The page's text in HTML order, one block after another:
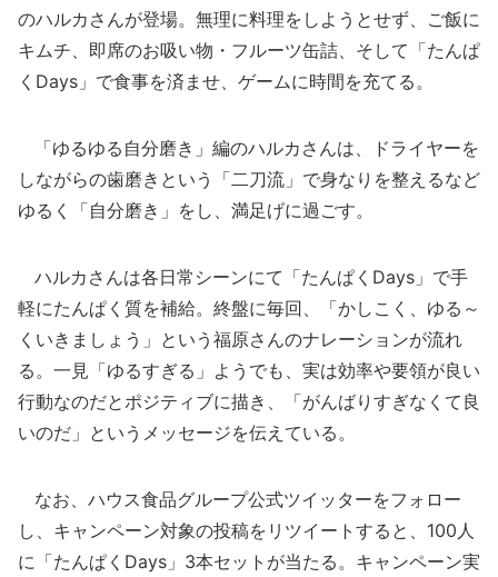
のハルカさんが登場。無理に料理をしようとせず、ご飯に
キムチ、即席のお吸い物・フルーツ缶詰、そして「たんぱ
くDays」で食事を済ませ、ゲームに時間を充てる。
「ゆるゆる自分磨き」編のハルカさんは、ドライヤーを
しながらの歯磨きという「二刀流」で身なりを整えるなど
ゆるく「自分磨き」をし、満足げに過ごす。
ハルカさんは各日常シーンにて「たんぱくDays」で手
軽にたんぱく質を補給。終盤に毎回、「かしこく、ゆる～
くいきましょう」という福原さんのナレーションが流れ
る。一見「ゆるすぎる」ようでも、実は効率や要領が良い
行動なのだとポジティブに描き、「がんばりすぎなくて良
いのだ」というメッセージを伝えている。
なお、ハウス食品グループ公式ツイッターをフォロー
し、キャンペーン対象の投稿をリツイートすると、100人
に「たんぱくDays」3本セットが当たる。キャンペーン実